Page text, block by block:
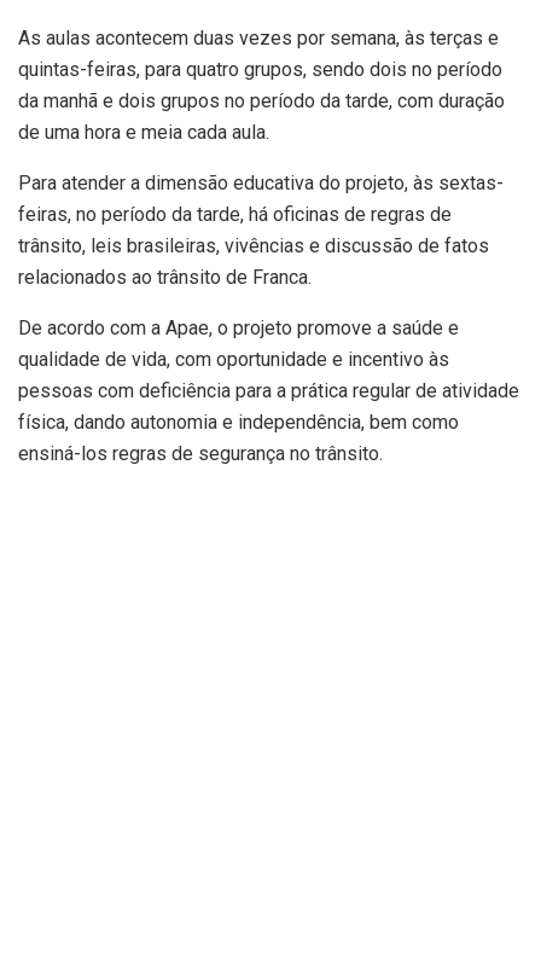
As aulas acontecem duas vezes por semana, às terças e
quintas-feiras, para quatro grupos, sendo dois no período
da manhã e dois grupos no período da tarde, com duração
de uma hora e meia cada aula.
Para atender a dimensão educativa do projeto, às sextas-
feiras, no período da tarde, há oficinas de regras de
trânsito, leis brasileiras, vivências e discussão de fatos
relacionados ao trânsito de Franca.
De acordo com a Apae, o projeto promove a saúde e
qualidade de vida, com oportunidade e incentivo às
pessoas com deficiência para a prática regular de atividade
física, dando autonomia e independência, bem como
ensiná-los regras de segurança no trânsito.